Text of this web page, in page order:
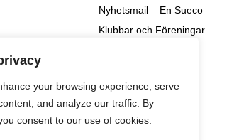
your browsing experience, serve
and analyze our traffic. By
consent to our use of cookies.
Nyhetsmail – En Sueco
Klubbar och Föreningar
Arkiv